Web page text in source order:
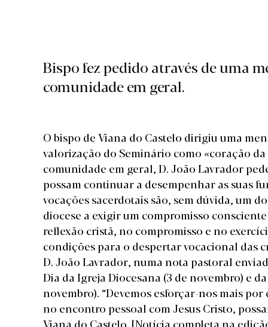
Bispo fez pedido através de uma
comunidade em geral.
O bispo de Viana do Castelo dirigiu uma
valorização do Seminário como «coração
comunidade em geral, D. João Lavrador
possam continuar a desempenhar as suas
vocações sacerdotais são, sem dúvida, um
diocese a exigir um compromisso
reflexão cristã, no compromisso e no
condições para o despertar vocacional das
D. João Lavrador, numa nota pastoral
Dia da Igreja Diocesana (3 de novembro) e
novembro). “Devemos esforçar-nos mais
no encontro pessoal com Jesus Cristo,
Viana do Castelo. [Notícia completa na